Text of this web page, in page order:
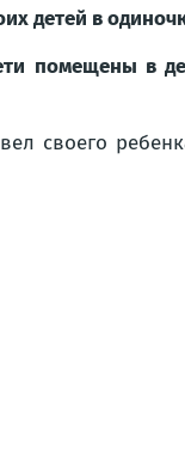
детей в
помещены в
своего